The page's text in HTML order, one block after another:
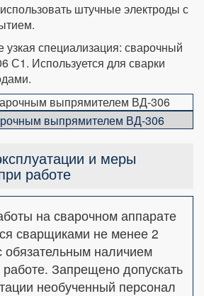
штучные электроды с
узкая специализация: сварочный
С1. Используется для сварки
выпрямителем ВД-306
и меры
работе
на сварочном аппарате
сварщиками не менее 2
обязательным наличием
работе. Запрещено допускать
необученный персонал